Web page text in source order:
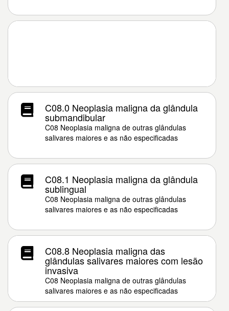
C08.0 Neoplasia maligna da glândula
submandibular
C08 Neoplasia maligna de outras glândulas
salivares maiores e as não especificadas
C08.1 Neoplasia maligna da glândula
sublingual
C08 Neoplasia maligna de outras glândulas
salivares maiores e as não especificadas
C08.8 Neoplasia maligna das
glândulas salivares maiores com lesão
invasiva
C08 Neoplasia maligna de outras glândulas
salivares maiores e as não especificadas